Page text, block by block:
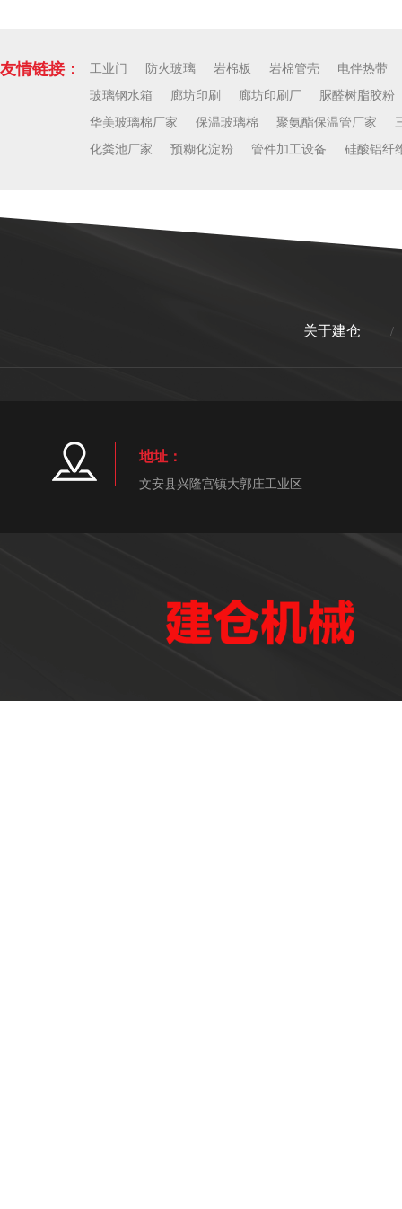
友情链接： 工业门 防火玻璃 岩棉板 岩棉管壳
电伴热带
玻璃钢水箱
廊坊印刷 廊坊印刷厂
脲醛树脂胶粉
华美玻璃棉厂家
保温玻璃棉 聚氨酯保温管厂家
化粪池厂家
预糊化淀粉 管件加工设备 硅酸铝纤
关于建仓 /
地址：
文安县兴隆宫镇大郭庄工业区